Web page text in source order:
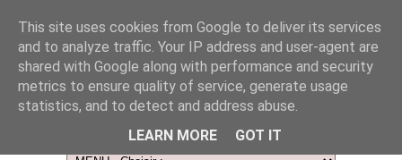
Le Guide des Smart Télescopes et de l'Astronomie amateur
This site uses cookies from Google to deliver its services
and to analyze traffic. Your IP address and user-agent are
shared with Google along with performance and security
metrics to ensure quality of service, generate usage
statistics, and to detect and address abuse.
LEARN MORE
GOT IT